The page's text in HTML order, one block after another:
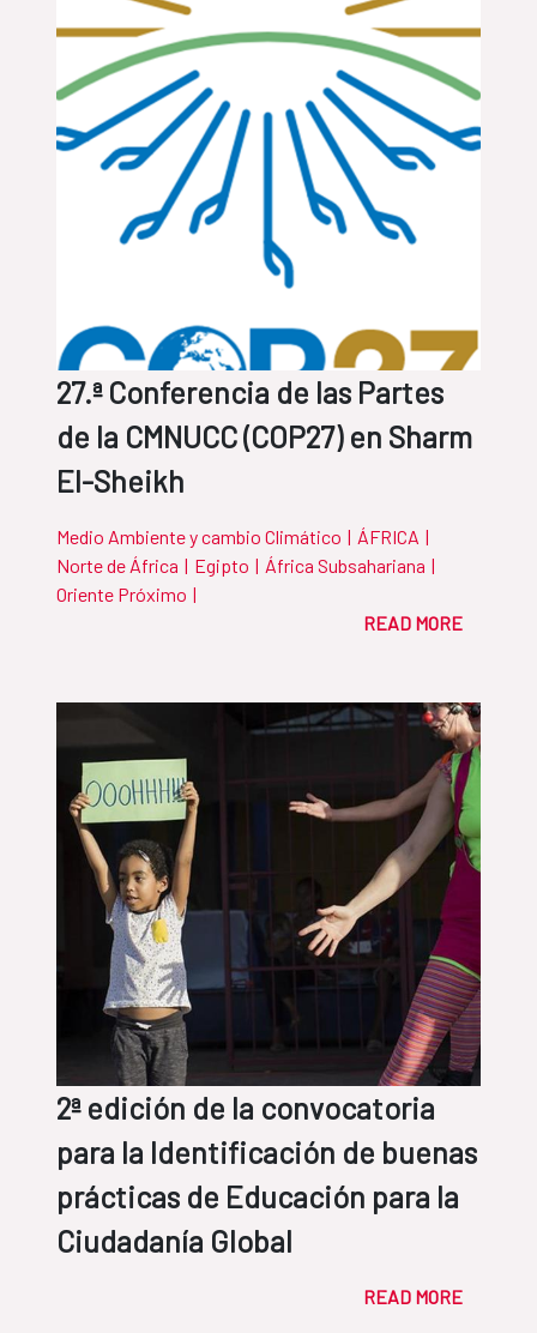
27.ª Conferencia de las Partes
de la CMNUCC (COP27) en Sharm
El-Sheikh
Medio Ambiente y cambio Climático | ÁFRICA |
Norte de África | Egipto | África Subsahariana |
Oriente Próximo |
READ MORE
2ª edición de la convocatoria
para la Identificación de buenas
prácticas de Educación para la
Ciudadanía Global
READ MORE